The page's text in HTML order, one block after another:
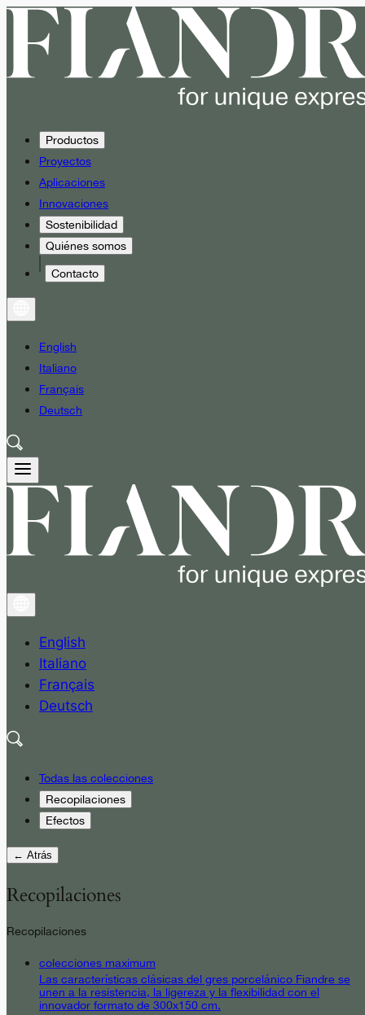
Productos
Proyectos
Aplicaciones
Innovaciones
Sostenibilidad
Quiénes somos
Contacto
English
Italiano
Français
Deutsch
English
Italiano
Français
Deutsch
Todas las colecciones
Recopilaciones
Efectos
← Atrás
Recopilaciones
Recopilaciones
colecciones maximum
Las características clásicas del gres porcelánico Fiandre se
unen a la resistencia, la ligereza y la flexibilidad con el
innovador formato de 300x150 cm.